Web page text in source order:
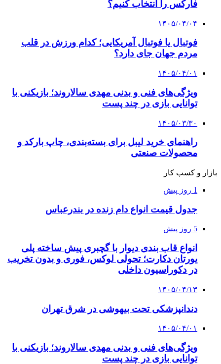
فارکس را انتخاب کنیم؟
۱۴۰۵/۰۴/۰۴
فوتبال یا فوتبال آمریکایی؛ کدام ورزش در قلب
مردم جهان جای دارد؟
۱۴۰۵/۰۴/۰۱
ویژگی‌های فنی و بدنی مهدی سالاروند؛ بازیکنی با
توانایی بازی در چند پست
۱۴۰۵/۰۳/۳۰
راهنمای خرید لیبل برای بسته‌بندی، چاپ بارکد و
محصولات صنعتی
بازار و کسب کار
1 روز پیش
جدول قیمت انواع دام زنده در بندرعباس
5 روز پیش
انواع قاب بندی دیوار با گچبری پیش ساخته پلی
یورتان دکارت؛ تحولی لوکس، فوری و بدون تخریب
در دکوراسیون داخلی
۱۴۰۵/۰۴/۱۳
دندانپزشکی تحت بیهوشی در شرق تهران
۱۴۰۵/۰۴/۰۱
ویژگی‌های فنی و بدنی مهدی سالاروند؛ بازیکنی با
توانایی بازی در چند پست